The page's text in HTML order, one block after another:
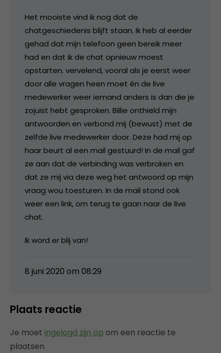
Het mooiste vind ik nog dat de
chatgeschiedenis blijft staan. Ik heb al eerder
gehad dat mijn telefoon geen bereik meer
had en dat ik de chat opnieuw moest
opstarten. vervelend, vooral als je eerst weer
door alle vragen heen moet én de live
medewerker weer iemand anders is dan die je
zojuist hebt gesproken. Billie onthield mijn
antwoorden en verbond mij (bewust) met de
zelfde live medewerker door. Deze had mij op
haar beurt al een mail gestuurd! In de mail gaf
ze aan dat de verbinding was verbroken en
dat ze mij via deze weg het antwoord op mijn
vraag wou toesturen. In de mail stond ook
weer een link, om terug te gaan naar de live
chat.
Ik word er blij van!
8 juni 2020 om 08:29
Plaats reactie
Je moet ingelogd zijn op om een reactie te
plaatsen.